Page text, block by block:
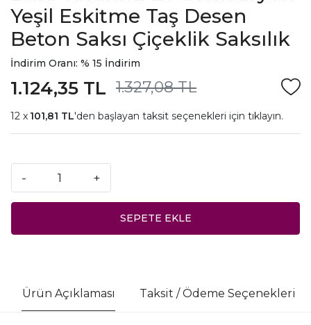
Yeşil Eskitme Taş Desen
Beton Saksı Çiçeklik Saksılık
İndirim Oranı: % 15 İndirim
1.327,08 TL
1.124,35 TL
101,81 TL'den başlayan taksit seçenekleri için tıklayın.
- +
SEPETE EKLE
Ürün Açıklaması Taksit / Ödeme Seçenekleri